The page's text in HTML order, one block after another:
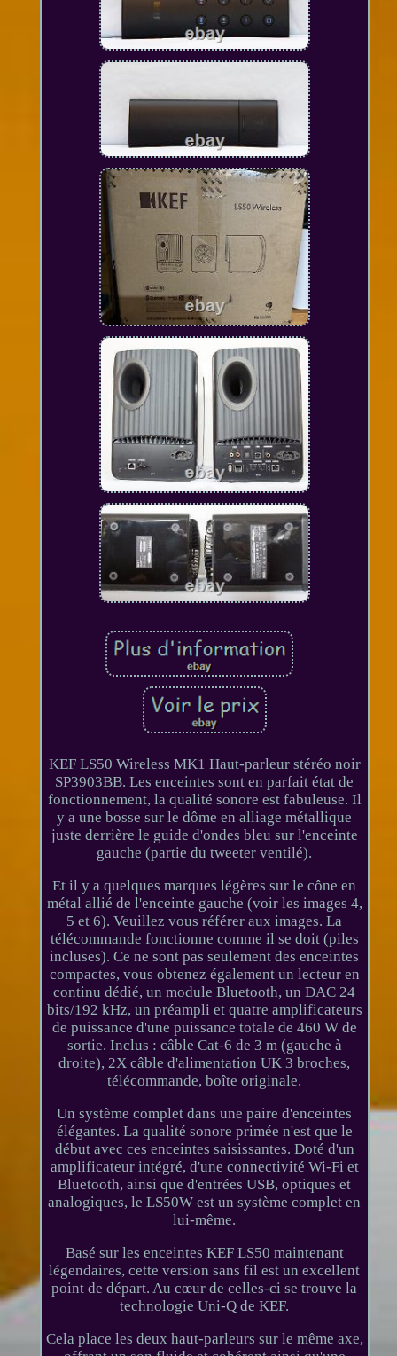
KEF LS50 Wireless MK1 Haut-parleur stéréo noir
SP3903BB. Les enceintes sont en parfait état de
fonctionnement, la qualité sonore est fabuleuse. Il
y a une bosse sur le dôme en alliage métallique
juste derrière le guide d'ondes bleu sur l'enceinte
gauche (partie du tweeter ventilé).
Et il y a quelques marques légères sur le cône en
métal allié de l'enceinte gauche (voir les images 4,
5 et 6). Veuillez vous référer aux images. La
télécommande fonctionne comme il se doit (piles
incluses). Ce ne sont pas seulement des enceintes
compactes, vous obtenez également un lecteur en
continu dédié, un module Bluetooth, un DAC 24
bits/192 kHz, un préampli et quatre amplificateurs
de puissance d'une puissance totale de 460 W de
sortie. Inclus : câble Cat-6 de 3 m (gauche à
droite), 2X câble d'alimentation UK 3 broches,
télécommande, boîte originale.
Un système complet dans une paire d'enceintes
élégantes. La qualité sonore primée n'est que le
début avec ces enceintes saisissantes. Doté d'un
amplificateur intégré, d'une connectivité Wi-Fi et
Bluetooth, ainsi que d'entrées USB, optiques et
analogiques, le LS50W est un système complet en
lui-même.
Basé sur les enceintes KEF LS50 maintenant
légendaires, cette version sans fil est un excellent
point de départ. Au cœur de celles-ci se trouve la
technologie Uni-Q de KEF.
Cela place les deux haut-parleurs sur le même axe,